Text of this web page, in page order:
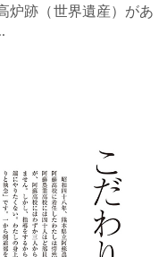
炉跡（世界遺産）があ